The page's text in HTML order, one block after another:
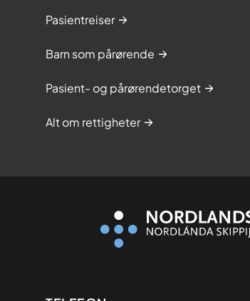
Pasientreiser
Barn som pårørende
Pasient- og pårørendetorget
Alt om rettigheter